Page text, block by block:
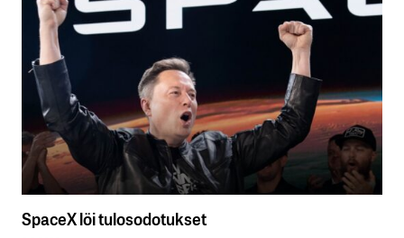
SpaceX löi tulosodotukset